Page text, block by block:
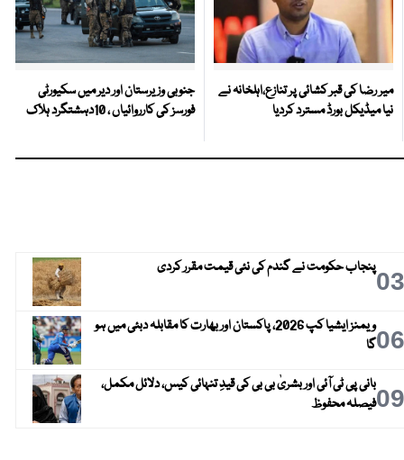
میر رضا کی قبر کشائی پر تنازع،اہلخانہ نے
نیا میڈیکل بورڈ مسترد کردیا
جنوبی وزیرستان اور دیر میں سکیورٹی
فورسز کی کارروائیاں ، 10دہشتگرد ہلاک
03پنجاب حکومت نے گندم کی نئی قیمت مقرر کردی
06
ویمنز ایشیا کپ 2026، پاکستان اور بھارت کا مقابلہ دبئی میں ہو
گا
09بانی پی ٹی آئی اور بشریٰ بی بی کی قیدِ تنہائی کیس، دلائل مکمل،
فیصلہ محفوظ